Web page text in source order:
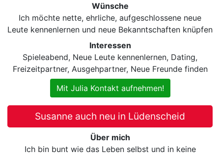
Wünsche
Ich möchte nette, ehrliche, aufgeschlossene neue
Leute kennenlernen und neue Bekanntschaften knüpfen
Interessen
Spieleabend, Neue Leute kennenlernen, Dating,
Freizeitpartner, Ausgehpartner, Neue Freunde finden
Mit Julia Kontakt aufnehmen!
Susanne auch neu in Lüdenscheid
Über mich
Ich bin bunt wie das Leben selbst und in keine